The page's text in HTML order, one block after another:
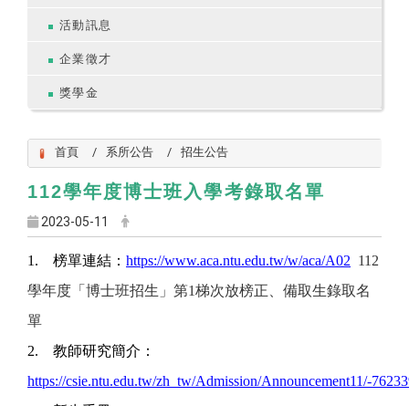
活動訊息
企業徵才
獎學金
首頁 系所公告 招生公告
112學年度博士班入學考錄取名單
2023-05-11
1. 榜單連結： https://www.aca.ntu.edu.tw/w/aca/A02 112
學年度「博士班招生」第1梯次放榜正、備取生錄取名
單
2. 教師研究簡介：
https://csie.ntu.edu.tw/zh_tw/Admission/Announcement11/-